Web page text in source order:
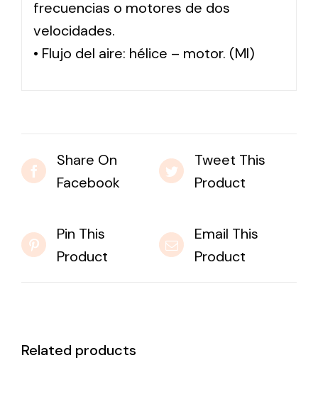
frecuencias o motores de dos
velocidades.
• Flujo del aire: hélice – motor. (MI)
Share On
Facebook
Tweet This
Product
Pin This
Product
Email This
Product
Related products